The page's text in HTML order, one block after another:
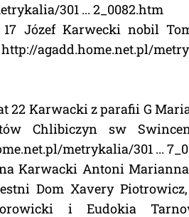
301 ... 2_0082.htm
Józef Karwecki nobil
agadd.home.net.pl/
22 Karwacki z parafii G
Chlibiczyn sw
metrykalia/301 ...
Karwacki Antoni
Dom Xavery
i Eudokia